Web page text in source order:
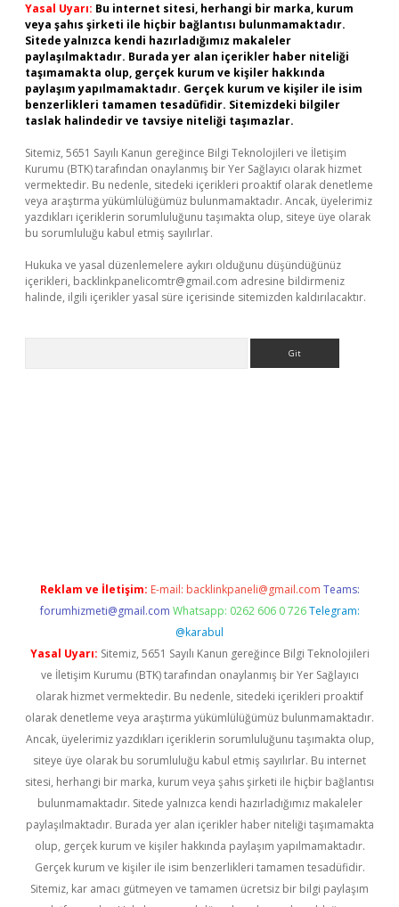
Yasal Uyarı: Bu internet sitesi, herhangi bir marka, kurum
veya şahıs şirketi ile hiçbir bağlantısı bulunmamaktadır.
Sitede yalnızca kendi hazırladığımız makaleler
paylaşılmaktadır. Burada yer alan içerikler haber niteliği
taşımamakta olup, gerçek kurum ve kişiler hakkında
paylaşım yapılmamaktadır. Gerçek kurum ve kişiler ile isim
benzerlikleri tamamen tesadüfidir. Sitemizdeki bilgiler
taslak halindedir ve tavsiye niteliği taşımazlar.
Sitemiz, 5651 Sayılı Kanun gereğince Bilgi Teknolojileri ve İletişim
Kurumu (BTK) tarafından onaylanmış bir Yer Sağlayıcı olarak hizmet
vermektedir. Bu nedenle, sitedeki içerikleri proaktif olarak denetleme
veya araştırma yükümlülüğümüz bulunmamaktadır. Ancak, üyelerimiz
yazdıkları içeriklerin sorumluluğunu taşımakta olup, siteye üye olarak
bu sorumluluğu kabul etmiş sayılırlar.
Hukuka ve yasal düzenlemelere aykırı olduğunu düşündüğünüz
içerikleri, backlinkpanelicomtr@gmail.com adresine bildirmeniz
halinde, ilgili içerikler yasal süre içerisinde sitemizden kaldırılacaktır.
Reklam ve İletişim: E-mail: backlinkpaneli@gmail.com Teams:
forumhizmeti@gmail.com Whatsapp: 0262 606 0 726 Telegram:
@karabul
Yasal Uyarı: Sitemiz, 5651 Sayılı Kanun gereğince Bilgi Teknolojileri
ve İletişim Kurumu (BTK) tarafından onaylanmış bir Yer Sağlayıcı
olarak hizmet vermektedir. Bu nedenle, sitedeki içerikleri proaktif
olarak denetleme veya araştırma yükümlülüğümüz bulunmamaktadır.
Ancak, üyelerimiz yazdıkları içeriklerin sorumluluğunu taşımakta olup,
siteye üye olarak bu sorumluluğu kabul etmiş sayılırlar. Bu internet
sitesi, herhangi bir marka, kurum veya şahıs şirketi ile hiçbir bağlantısı
bulunmamaktadır. Sitede yalnızca kendi hazırladığımız makaleler
paylaşılmaktadır. Burada yer alan içerikler haber niteliği taşımamakta
olup, gerçek kurum ve kişiler hakkında paylaşım yapılmamaktadır.
Gerçek kurum ve kişiler ile isim benzerlikleri tamamen tesadüfidir.
Sitemiz, kar amacı gütmeyen ve tamamen ücretsiz bir bilgi paylaşım